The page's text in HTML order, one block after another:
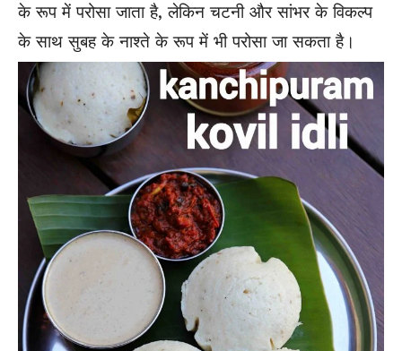
के रूप में परोसा जाता है, लेकिन चटनी और सांभर के विकल्प
के साथ सुबह के नाश्ते के रूप में भी परोसा जा सकता है।